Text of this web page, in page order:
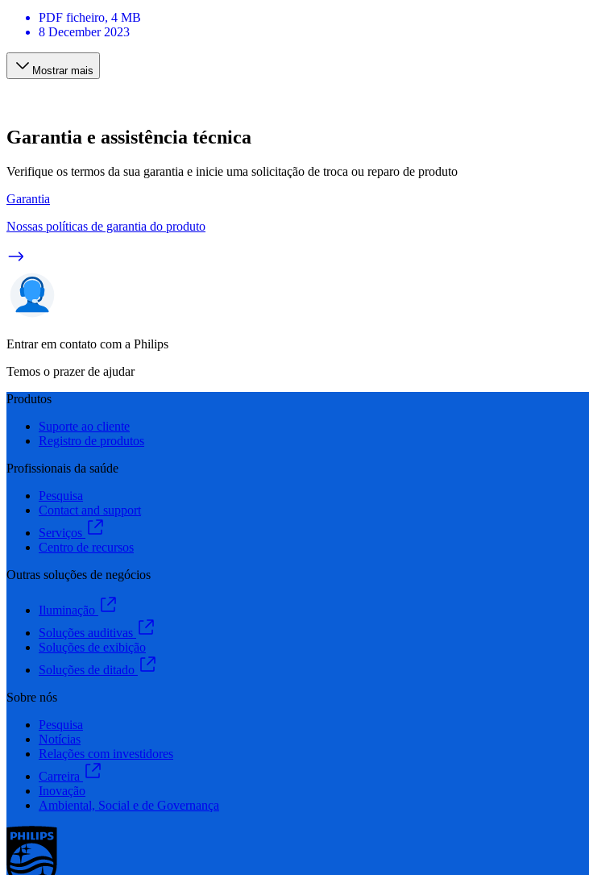
PDF ficheiro, 4 MB
8 December 2023
Mostrar mais
Garantia e assistência técnica
Verifique os termos da sua garantia e inicie uma solicitação de troca ou reparo de produto
Garantia
Nossas políticas de garantia do produto
Entrar em contato com a Philips
Temos o prazer de ajudar
Produtos
Suporte ao cliente
Registro de produtos
Profissionais da saúde
Pesquisa
Contact and support
Serviços
Centro de recursos
Outras soluções de negócios
Iluminação
Soluções auditivas
Soluções de exibição
Soluções de ditado
Sobre nós
Pesquisa
Notícias
Relações com investidores
Carreira
Inovação
Ambiental, Social e de Governança